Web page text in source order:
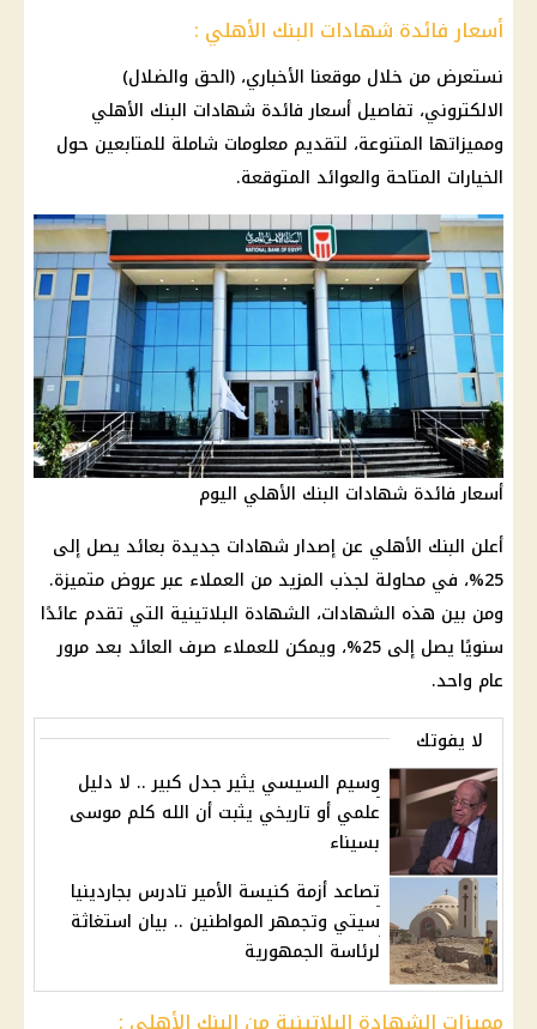
أسعار فائدة شهادات البنك الأهلي :
نستعرض من خلال موقعنا الأخباري، (الحق والضلال)
الالكتروني، تفاصيل أسعار فائدة شهادات البنك الأهلي
ومميزاتها المتنوعة، لتقديم معلومات شاملة للمتابعين حول
الخيارات المتاحة والعوائد المتوقعة.
أسعار فائدة شهادات البنك الأهلي اليوم
أعلن البنك الأهلي عن إصدارشهادات جديدة بعائد يصل إلى
25%، في محاولة لجذب المزيد من العملاء عبر عروض متميزة.
ومن بين هذه الشهادات، الشهادة البلاتينية التي تقدم عائدًا
سنويًا يصل إلى 25%، ويمكن للعملاء صرف
العائد بعد مرور
عام واحد.
لا يفوتك
وسيم السيسي يثير جدل كبير .. لا دليل
علمي أو تاريخي يثبت أن الله كلم موسى
بسيناء
تصاعد أزمة كنيسة الأمير تادرس بجاردينيا
سيتي وتجمهر المواطنين .. بيان استغاثة
لرئاسة الجمهورية